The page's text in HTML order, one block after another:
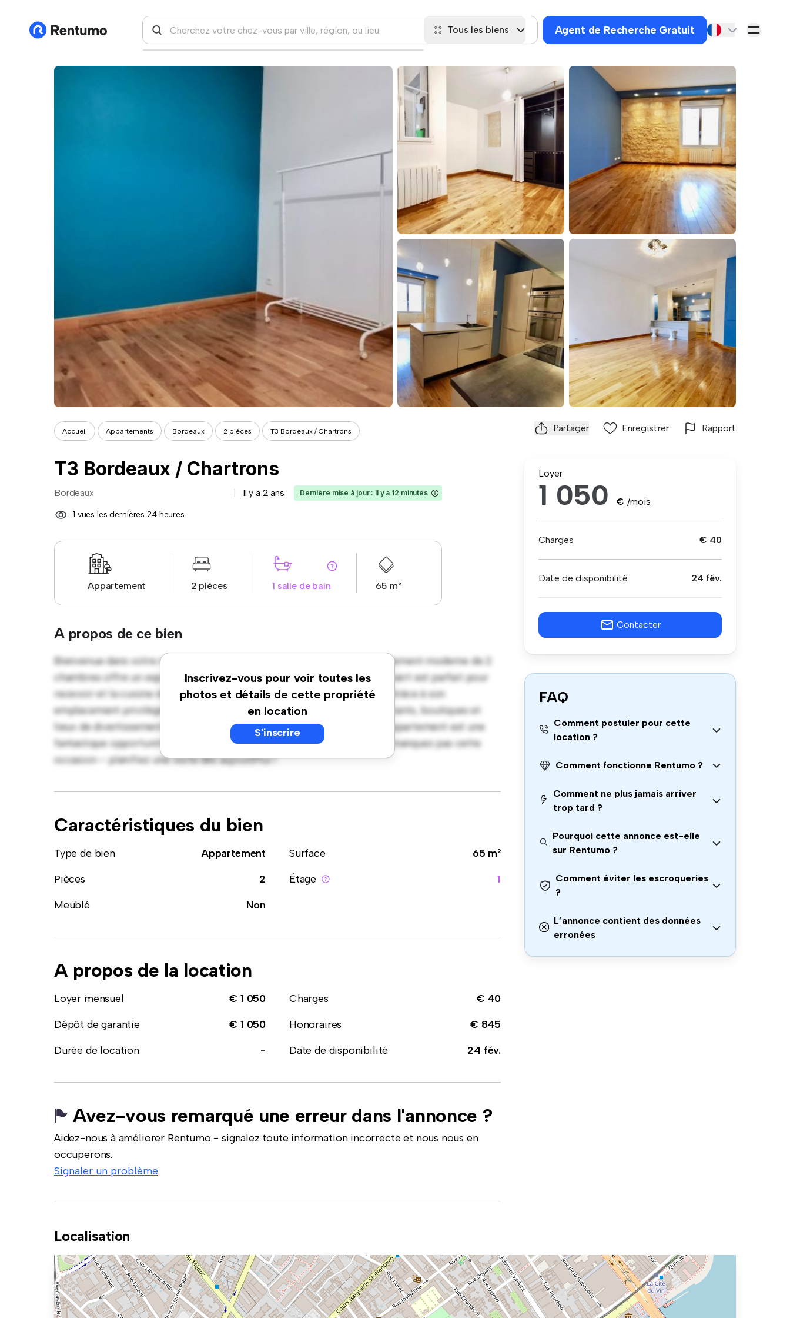
Tous les biens Agent de Recherche Gratuit
Accueil Appartements Bordeaux 2 pièces T3 Bordeaux / Chartrons Partager Enregistrer Rapport
T3 Bordeaux / Chartrons
Bordeaux Il y a 2 ans Dernière mise à jour : Il y a 12 minutes
1 vues les dernières 24 heures
Appartement 2 pièces 1 salle de bain 65 m²
A propos de ce bien
Inscrivez-vous pour voir toutes les
photos et détails de cette propriété
en location
S'inscrire
Bienvenue dans votre nouvelle retraite urbaine à Bordeaux ! Cet appartement moderne de 2
chambres offre un espace de vie élégant et confortable. Le concept ouvert est parfait pour
recevoir et la cuisine élégante est équipée d'appareils haut de gamme. Grâce à son
emplacement privilégié, vous serez à quelques pas des meilleurs restaurants, boutiques et
lieux de divertissement de la ville. À un prix abordable de € 1 050, cet appartement est une
fantastique opportunité de profiter de la vie en ville à son meilleur. Ne manquez pas cette
occasion – planifiez une visite dès aujourd'hui !
Caractéristiques du bien
Type de bien Appartement Surface
65 m²
Pièces
2 Étage
1
Meublé
Non
A propos de la location
Loyer mensuel € 1 050 Charges
€ 40
Dépôt de garantie
€ 1 050 Honoraires
€ 845
Durée de location
- Date de disponibilité 24 fév.
Avez-vous remarqué une erreur dans l'annonce ?
Aidez-nous à améliorer Rentumo - signalez toute information incorrecte et nous nous en
occuperons.
Signaler un problème
Loyer
1 050 € /mois
Charges € 40
Date de disponibilité 24 fév.
Contacter
FAQ
Comment postuler pour cette
location ?
Comment fonctionne Rentumo ?
Comment ne plus jamais arriver
trop tard ?
Pourquoi cette annonce est-elle
sur Rentumo ?
Comment éviter les escroqueries
?
L’annonce contient des données
erronées
Localisation